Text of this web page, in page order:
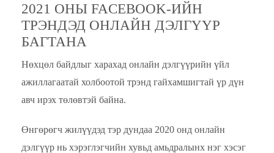
2021 ОНЫ FACEBOOK-ИЙН
ТРЭНДЭД ОНЛАЙН ДЭЛГҮҮР
БАГТАНА
Нөхцөл байдлыг харахад онлайн дэлгүүрийн үйл
ажиллагаатай холбоотой трэнд гайхамшигтай үр дүн
авч ирэх төлөвтэй байна.
Өнгөрөгч жилүүдэд тэр дундаа 2020 онд онлайн
дэлгүүр нь хэрэглэгчийн хувьд амьдралынх нэг хэсэг